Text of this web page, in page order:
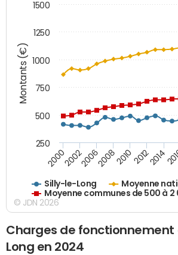
Montants (€)
Silly-le-Long
Moyenne
Moyenne communes de 500 à
2000200220062008201020122014
250
500
750
1000
1250
1500
© JDN 2026
Charges de fonctionnement
Long en 2024